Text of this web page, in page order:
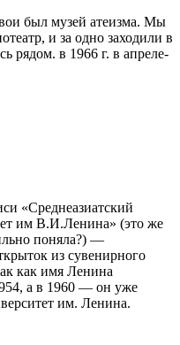
был музей атеизма. Мы
и за одно заходили в
рядом. в 1966 г. в апреле-
«Среднеазиатский
им В.И.Ленина» (это же
поняла?) —
из сувенирного
как имя Ленина
а в 1960 — он уже
им. Ленина.